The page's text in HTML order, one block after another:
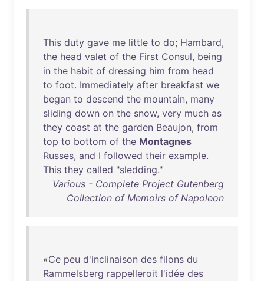
This duty gave me little to do; Hambard,
the head valet of the First Consul, being
in the habit of dressing him from head
to foot. Immediately after breakfast we
began to descend the mountain, many
sliding down on the snow, very much as
they coast at the garden Beaujon, from
top to bottom of the Montagnes
Russes, and I followed their example.
This they called "sledding."
Various - Complete Project Gutenberg
Collection of Memoirs of Napoleon
«Ce peu d'inclinaison des filons du
Rammelsberg rappelleroit l'idée des